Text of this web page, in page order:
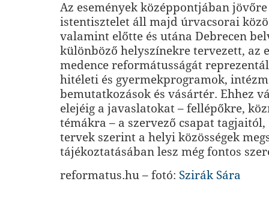
Az események középpontjában
istentisztelet áll majd úrvacsorai
valamint előtte és utána Debrecen
különböző helyszínekre tervezett, az
medence reformátusságát
hitéleti és gyermekprogramok,
bemutatkozások és vásártér. Ehhez
elejéig a javaslatokat – fellépőkre,
témákra – a szervező csapat
tervek szerint a helyi közösségek
tájékoztatásában lesz még fontos
reformatus.hu – fotó: Szirák Sára